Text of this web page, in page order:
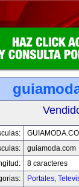
guiamoda.com
8 caracteres
Portales,